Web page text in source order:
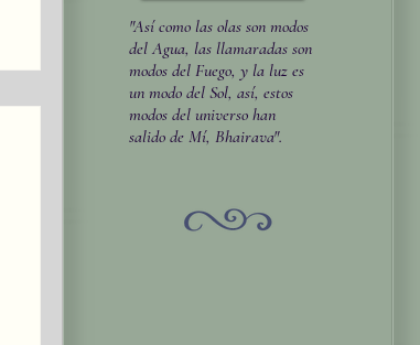
"Así como las olas son modos
del Agua, las llamaradas son
modos del Fuego, y la luz es
un modo del Sol, así, estos
modos del universo han
salido de Mí, Bhairava".